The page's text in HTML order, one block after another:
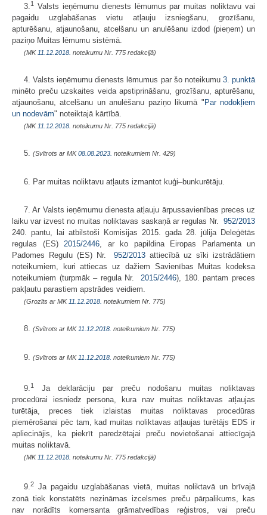
3. 1
Valsts ieņēmumu dienests lēmumus par muitas noliktavu vai
pagaidu uzglabāšanas vietu atļauju izsniegšanu, grozīšanu,
apturēšanu, atjaunošanu, atcelšanu un anulēšanu izdod (pieņem) un
paziņo Muitas lēmumu sistēmā.
(MK 11.12.2018. noteikumu Nr. 775 redakcijā)
4. Valsts ieņēmumu dienests lēmumus par šo noteikumu 3. punktā
minēto preču uzskaites veida apstiprināšanu, grozīšanu, apturēšanu,
atjaunošanu, atcelšanu un anulēšanu paziņo likumā " Par nodokļiem
un nodevām" noteiktajā kārtībā.
(MK 11.12.2018. noteikumu Nr. 775 redakcijā)
5. (Svītrots ar MK08.08.2023. noteikumiem Nr. 429)
6. Par muitas noliktavu atļauts izmantot kuģi–bunkurētāju.
7. Ar Valsts ieņēmumu dienesta atļauju ārpussavienības preces uz
laiku var izvest no muitas noliktavas saskaņā ar regulas Nr. 952/2013
240. pantu, lai atbilstoši Komisijas 2015. gada 28. jūlija Deleģētās
regulas (ES) 2015/2446 , ar ko papildina Eiropas Parlamenta un
Padomes Regulu (ES) Nr.952/2013 attiecībā uz sīki izstrādātiem
noteikumiem, kuri attiecas uz dažiem Savienības Muitas kodeksa
noteikumiem (turpmāk – regula Nr. 2015/2446), 180. pantam preces
pakļautu parastiem apstrādes veidiem.
(Grozīts ar MK 11.12.2018. noteikumiem Nr. 775)
8. (Svītrots ar MK 11.12.2018. noteikumiem Nr. 775)
9. (Svītrots ar MK 11.12.2018. noteikumiem Nr. 775)
9.1
Ja deklarāciju par preču nodošanu muitas noliktavas
procedūrai iesniedz persona, kura nav muitas noliktavas atļaujas
turētāja, preces tiek izlaistas muitas noliktavas procedūras
piemērošanai pēc tam, kad muitas noliktavas atļaujas turētājs EDS ir
apliecinājis, ka piekrīt paredzētajai preču novietošanai attiecīgajā
muitas noliktavā.
(MK 11.12.2018. noteikumu Nr. 775 redakcijā)
9.2 Ja pagaidu uzglabāšanas vietā, muitas noliktavā un brīvajā
zonā tiek konstatēts nezināmas izcelsmes preču pārpalikums, kas
nav norādīts komersanta grāmatvedības reģistros, vai preču